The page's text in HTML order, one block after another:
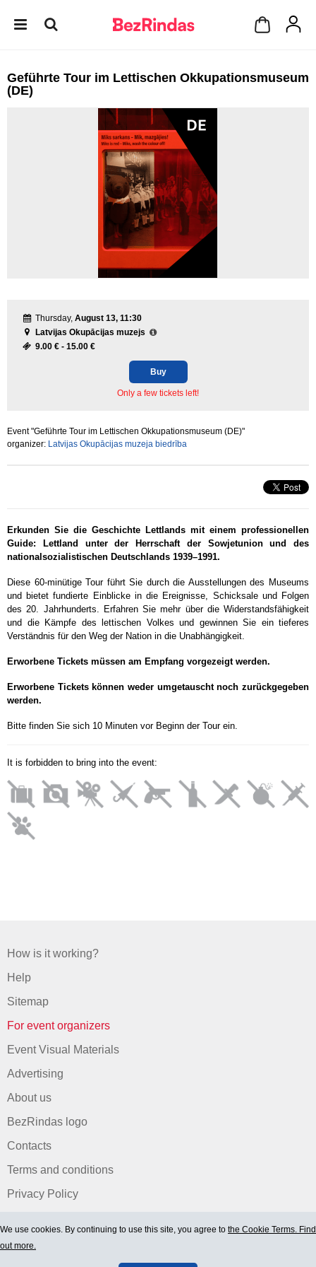
Geführte Tour im Lettischen Okkupationsmuseum
(DE)
Thursday, August 13, 11:30
Latvijas Okupācijas muzejs
9.00 € - 15.00 €
Buy
Only a few tickets left!
Event "Geführte Tour im Lettischen Okkupationsmuseum (DE)"
organizer: Latvijas Okupācijas muzeja biedrība
Erkunden Sie die Geschichte Lettlands mit einem professionellen
Guide: Lettland unter der Herrschaft der Sowjetunion und des
nationalsozialistischen Deutschlands 1939–1991.
Diese 60-minütige Tour führt Sie durch die Ausstellungen des Museums
und bietet fundierte Einblicke in die Ereignisse, Schicksale und Folgen
des 20. Jahrhunderts. Erfahren Sie mehr über die Widerstandsfähigkeit
und die Kämpfe des lettischen Volkes und gewinnen Sie ein tieferes
Verständnis für den Weg der Nation in die Unabhängigkeit.
Erworbene Tickets müssen am Empfang vorgezeigt werden.
Erworbene Tickets können weder umgetauscht noch zurückgegeben
werden.
Bitte finden Sie sich 10 Minuten vor Beginn der Tour ein.
It is forbidden to bring into the event:
How is it working?
Help
Sitemap
For event organizers
Event Visual Materials
Advertising
About us
BezRindas logo
Contacts
Terms and conditions
Privacy Policy
We use cookies. By continuing to use this site, you agree to the Cookie Terms. Find
out more.